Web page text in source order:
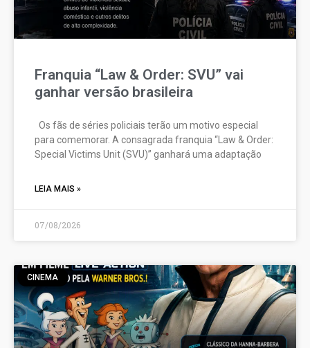
Franquia “Law & Order: SVU” vai
ganhar versão brasileira
Os fãs de séries policiais terão um motivo especial
para comemorar. A consagrada franquia “Law & Order:
Special Victims Unit (SVU)” ganhará uma adaptação
LEIA MAIS »
07/08/2026
CINEMA